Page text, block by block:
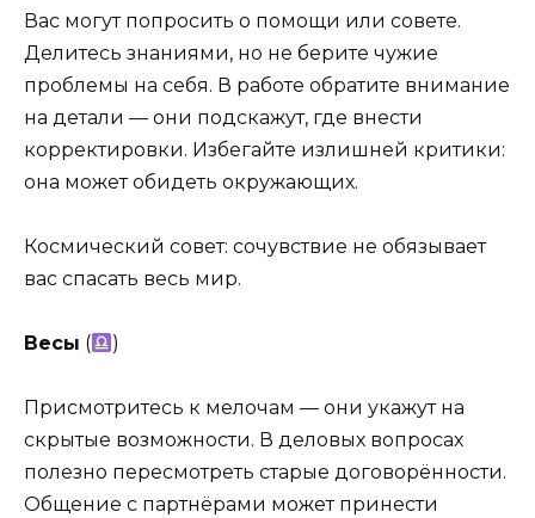
Вас могут попросить о помощи или совете.
Делитесь знаниями, но не берите чужие
проблемы на себя. В работе обратите внимание
на детали — они подскажут, где внести
корректировки. Избегайте излишней критики:
она может обидеть окружающих.
Космический совет: сочувствие не обязывает
вас спасать весь мир.
Весы ( )
Присмотритесь к мелочам — они укажут на
скрытые возможности. В деловых вопросах
полезно пересмотреть старые договорённости.
Общение с партнёрами может принести